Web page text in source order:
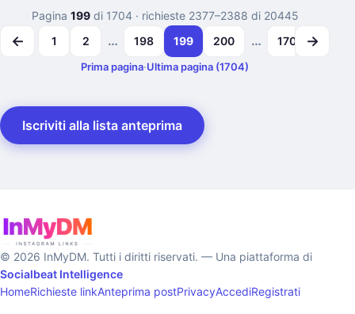
Pagina 199di 1704 · richieste 2377–2388 di 20445
← 1 2 … 198 199 200 … 1703 →
Prima pagina·Ultima pagina (1704)
Iscriviti alla lista anteprima
© 2026 InMyDM. Tutti i diritti riservati. — Una piattaforma di
Socialbeat Intelligence
HomeRichieste linkAnteprima postPrivacyAccediRegistrati